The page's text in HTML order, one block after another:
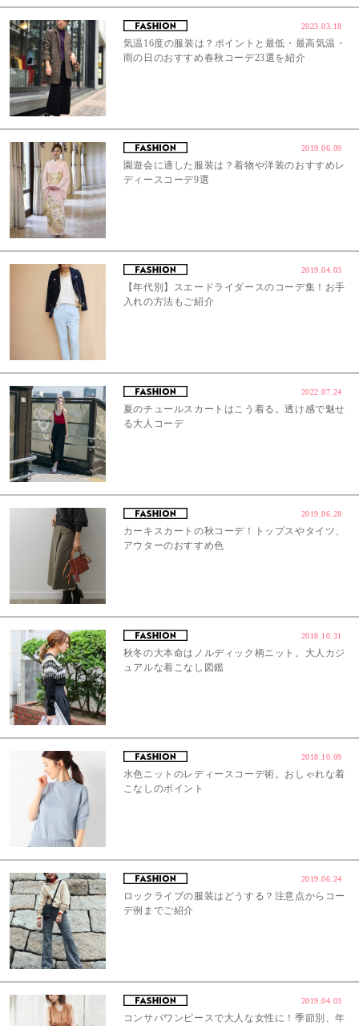
2023.03.18
気温16度の服装は？ポイントと最低・最高気温・
雨の日のおすすめ春秋コーデ23選を紹介
2019.06.09
園遊会に適した服装は？着物や洋装のおすすめレ
ディースコーデ9選
2019.04.03
【年代別】スエードライダースのコーデ集！お手
入れの方法もご紹介
2022.07.24
夏のチュールスカートはこう着る。透け感で魅せ
る大人コーデ
2019.06.28
カーキスカートの秋コーデ！トップスやタイツ、
アウターのおすすめ色
2018.10.31
秋冬の大本命はノルディック柄ニット。大人カジ
ュアルな着こなし図鑑
2018.10.09
水色ニットのレディースコーデ術。おしゃれな着
こなしのポイント
2019.06.24
ロックライブの服装はどうする？注意点からコー
デ例までご紹介
2019.04.03
コンサバワンピースで大人な女性に！季節別、年